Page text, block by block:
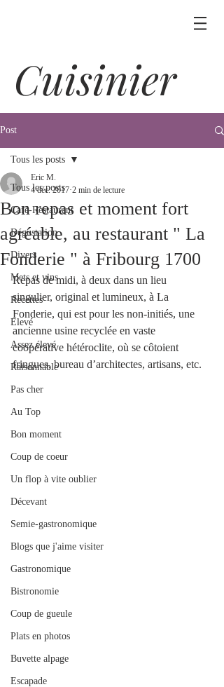
Cuisinier
Post
Tous les posts
Café-Restaurant
Dégustation
Divers
Mets et vins
Recettes
Elevé
Assez élevé
Raisonnable
Pas cher
Au Top
Bon moment
Coup de coeur
Un flop à vite oublier
Décevant
Semie-gastronomique
Blogs que j'aime visiter
Gastronomique
Bistronomie
Coup de gueule
Plats en photos
Buvette alpage
Escapade
Tous les posts
Bon repas et moment fort
agréable, au restaurant " La
Fonderie " à Fribourg 1700
Eric M.
4 déc. 2017 2 min de lecture
Repas de midi, à deux dans un lieu
singulier, original et lumineux, à La
Fonderie, qui est pour les non-initiés, une
ancienne usine recyclée en vaste
coopérative hétéroclite, où se côtoient
fringues, bureau d’architectes, artisans, etc.